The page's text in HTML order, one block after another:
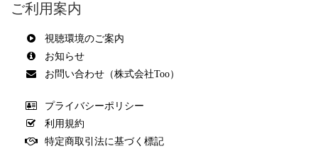
ご利用案内
視聴環境のご案内
お知らせ
お問い合わせ（株式会社Too）
プライバシーポリシー
利用規約
特定商取引法に基づく標記